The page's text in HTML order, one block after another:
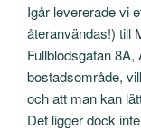
Igår levererade vi
återanvändas!) till
Fullblodsgatan
bostadsområde,
och att man kan
Det ligger dock